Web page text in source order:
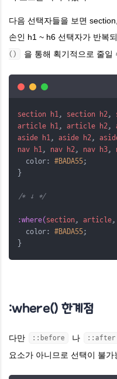
다음 선택자들을 보면
손인 h1 ~ h6 선택자가 반복
() 을 통해 획기적으로 줄일
section h1, section h2,
article h1, article h2,
aside h1, aside h2,
nav h1, nav h2, nav h3,
  color:
#BADA55;
}
/* ↓ */
:where( section , article,
  color:
#BADA55;
}
:where() 한계점
다만 ::before 나 ::after
요소가 아니므로 선택이 불